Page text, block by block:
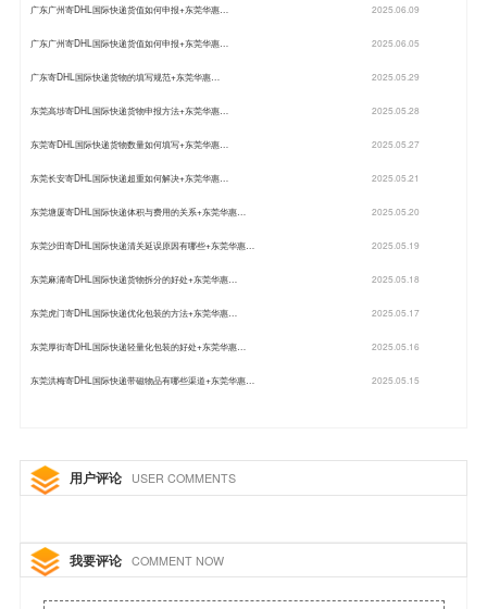
广东广州寄DHL国际快递货值如何申报+东莞华惠… 2025.06.09
广东广州寄DHL国际快递货值如何申报+东莞华惠… 2025.06.05
广东寄DHL国际快递货物的填写规范+东莞华惠… 2025.05.29
东莞高埗寄DHL国际快递货物申报方法+东莞华惠… 2025.05.28
东莞寄DHL国际快递货物数量如何填写+东莞华惠… 2025.05.27
东莞长安寄DHL国际快递超重如何解决+东莞华惠… 2025.05.21
东莞塘厦寄DHL国际快递体积与费用的关系+东莞华惠… 2025.05.20
东莞沙田寄DHL国际快递清关延误原因有哪些+东莞华惠… 2025.05.19
东莞麻涌寄DHL国际快递货物拆分的好处+东莞华惠… 2025.05.18
东莞虎门寄DHL国际快递优化包装的方法+东莞华惠… 2025.05.17
东莞厚街寄DHL国际快递轻量化包装的好处+东莞华惠… 2025.05.16
东莞洪梅寄DHL国际快递带磁物品有哪些渠道+东莞华惠… 2025.05.15
用户评论 USER COMMENTS
我要评论 COMMENT NOW